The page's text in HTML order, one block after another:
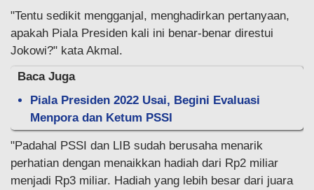
"Tentu sedikit mengganjal, menghadirkan pertanyaan,
apakah Piala Presiden kali ini benar-benar direstui
Jokowi?" kata Akmal.
Baca Juga
Piala Presiden 2022 Usai, Begini Evaluasi
Menpora dan Ketum PSSI
"Padahal PSSI dan LIB sudah berusaha menarik
perhatian dengan menaikkan hadiah dari Rp2 miliar
menjadi Rp3 miliar. Hadiah yang lebih besar dari juara